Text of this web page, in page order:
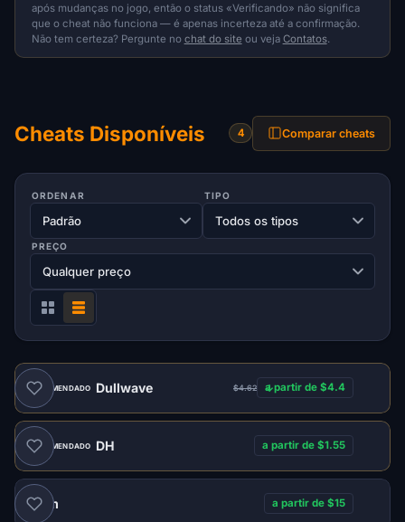
após mudanças no jogo, então o status «Verificando» não significa
que o cheat não funciona — é apenas incerteza até a confirmação.
Não tem certeza? Pergunte no chat do site ou veja Contatos.
Cheats Disponíveis 4 Comparar cheats
ORDENAR TIPO
PREÇO
RECOMENDADO Dullwave $4.62 a partir de $4.4
RECOMENDADO DH a partir de $1.55
Naim a partir de $15